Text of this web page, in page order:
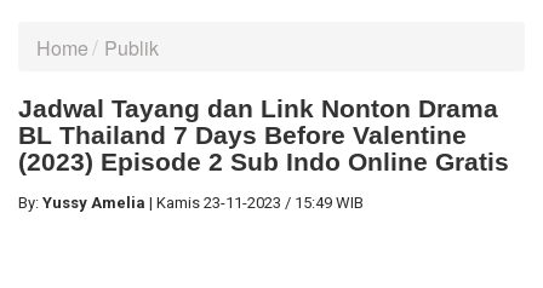
Home Publik
Jadwal Tayang dan Link Nonton Drama
BL Thailand 7 Days Before Valentine
(2023) Episode 2 Sub Indo Online Gratis
By: Yussy Amelia | Kamis 23-11-2023 / 15:49 WIB